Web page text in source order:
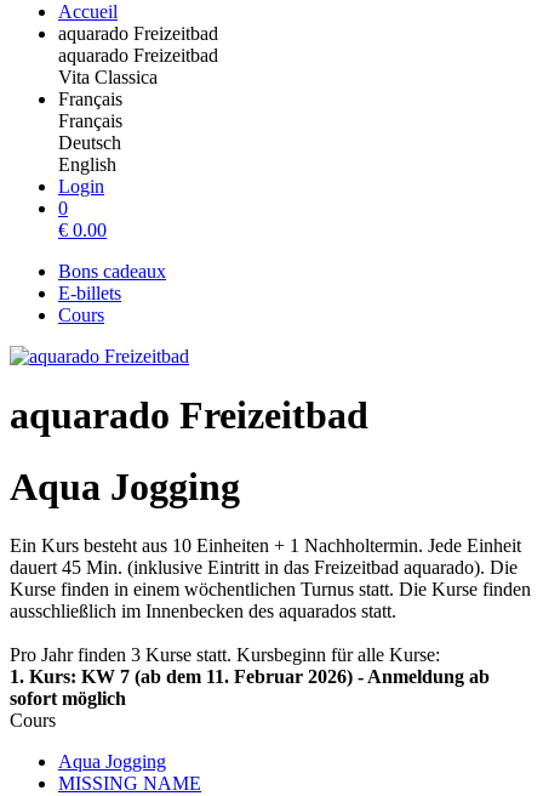
Accueil
aquarado Freizeitbad
aquarado Freizeitbad
Vita Classica
Français
Français
Deutsch
English
Login
0
€ 0.00
Bons cadeaux
E-billets
Cours
aquarado Freizeitbad
Aqua Jogging
Ein Kurs besteht aus 10 Einheiten + 1 Nachholtermin. Jede Einheit
dauert 45 Min. (inklusive Eintritt in das Freizeitbad aquarado). Die
Kurse finden in einem wöchentlichen Turnus statt. Die Kurse finden
ausschließlich im Innenbecken des aquarados statt.
Pro Jahr finden 3 Kurse statt. Kursbeginn für alle Kurse:
1. Kurs: KW 7 (ab dem 11. Februar 2026) - Anmeldung ab
sofort möglich
Cours
Aqua Jogging
MISSING NAME